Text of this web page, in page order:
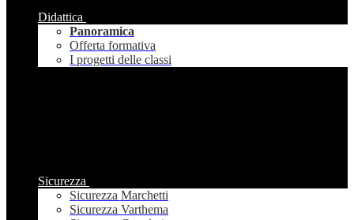
Didattica
Panoramica
Offerta formativa
I progetti delle classi
Sicurezza
Sicurezza Marchetti
Sicurezza Varthema